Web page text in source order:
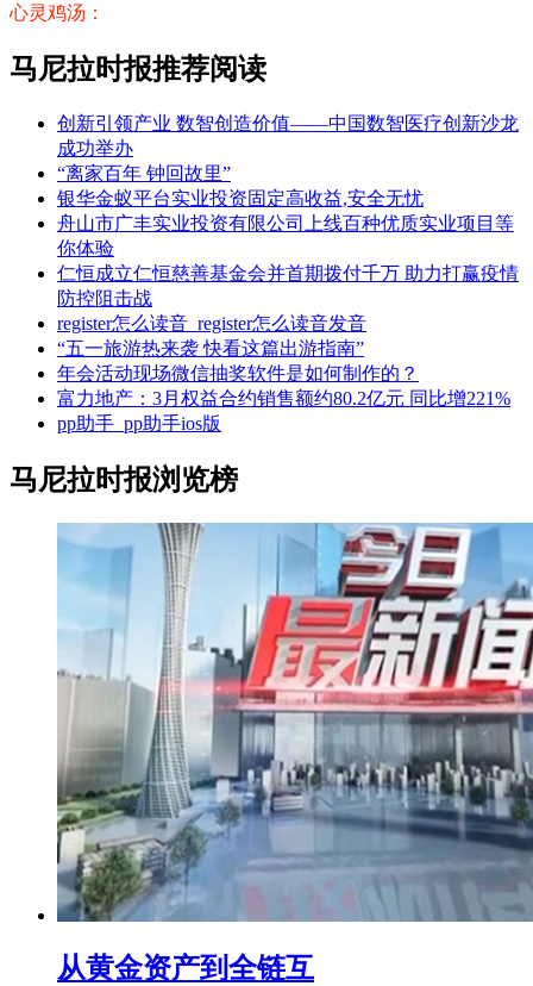
心灵鸡汤：
马尼拉时报推荐阅读
创新引领产业 数智创造价值——中国数智医疗创新沙龙
成功举办
“离家百年 钟回故里”
银华金蚁平台实业投资固定高收益,安全无忧
舟山市广丰实业投资有限公司上线百种优质实业项目等
你体验
仁恒成立仁恒慈善基金会并首期拨付千万 助力打赢疫情
防控阻击战
register怎么读音_register怎么读音发音
“五一旅游热来袭 快看这篇出游指南”
年会活动现场微信抽奖软件是如何制作的？
富力地产：3月权益合约销售额约80.2亿元 同比增221%
pp助手_pp助手ios版
马尼拉时报浏览榜
从黄金资产到全链互